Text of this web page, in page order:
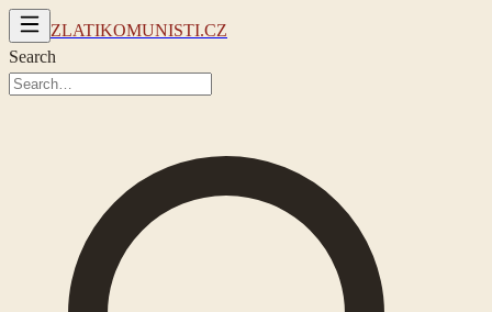
ZLATIKOMUNISTI.CZ
Search